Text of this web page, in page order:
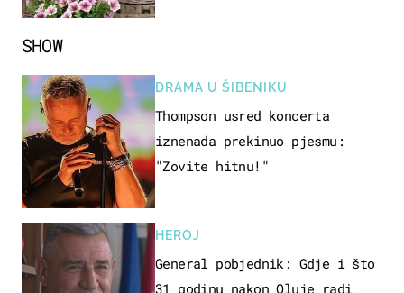
SHOW
DRAMA U ŠIBENIKU
Thompson usred koncerta
iznenada prekinuo pjesmu:
"Zovite hitnu!"
HEROJ
General pobjednik: Gdje i što
31 godinu nakon Oluje radi